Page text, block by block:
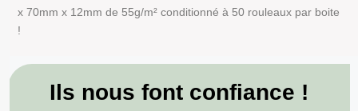
x 70mm x 12mm de 55g/m² conditionné à 50 rouleaux par boite
!
Ils nous font confiance !